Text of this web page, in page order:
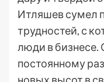
Итляшев сумел
трудностей, с
люди в бизнесе.
постоянному